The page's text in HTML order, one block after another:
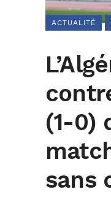
ACTUALITÉ
(1-0)
sans